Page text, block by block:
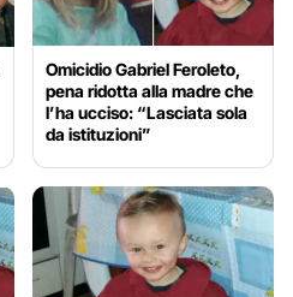
Omicidio Gabriel Feroleto,
pena ridotta alla madre che
l’ha ucciso: “Lasciata sola
da istituzioni”